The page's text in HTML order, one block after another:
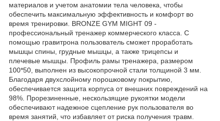
материалов и учетом анатомии тела человека, чтобы
обеспечить максимальную эффективность и комфорт во
время тренировки. BRONZE GYM MIGHT 09 -
профессиональный тренажер коммерческого класса. C
помощью гравитрона пользователь сможет проработать
мышцы спины, грудные мышцы, а также трицепсы и
плечевые мышцы. Профиль рамы тренажера, размером
100*50, выполнен из высокопрочной стали толщиной 3 мм.
Благодаря двухслойному порошковому покрытию,
обеспечивается защита корпуса от внешних повреждений на
98%. Прорезиненные, нескользящие рукоятки модели
обеспечивают надежное сцепление рук пользователя во
время занятий, что избавляет от риска получения травм.